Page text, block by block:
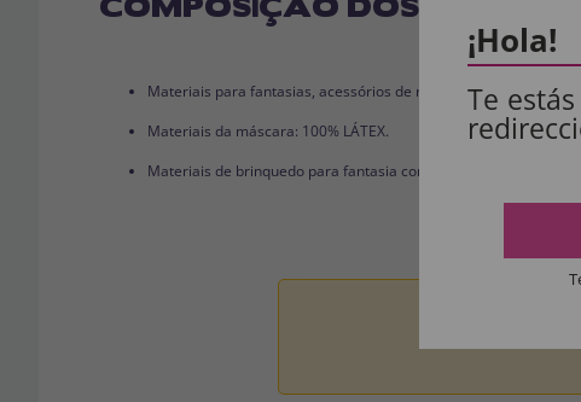
Materiais para fantasias, acessórios de roupas e perucas: 100%
Materiais da máscara: 100% LÁTEX.
Materiais de brinquedo para fantasia completa: 100% PVC.
Todos os
¡Hola!
Te